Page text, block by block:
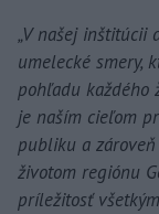
„V našej inštitúcii
umelecké smery,
pohľadu každého
je naším cieľom
publiku a
životom regiónu
príležitosť